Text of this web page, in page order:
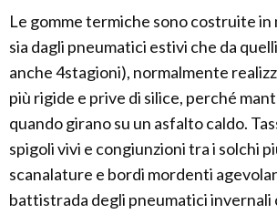
Le gomme termiche sono costruite in
sia dagli pneumatici estivi che da
anche 4stagioni), normalmente
più rigide e prive di silice, perché
quando girano su un asfalto caldo.
spigoli vivi e congiunzioni tra i solchi
scanalature e bordi mordenti
battistrada degli pneumatici invernali